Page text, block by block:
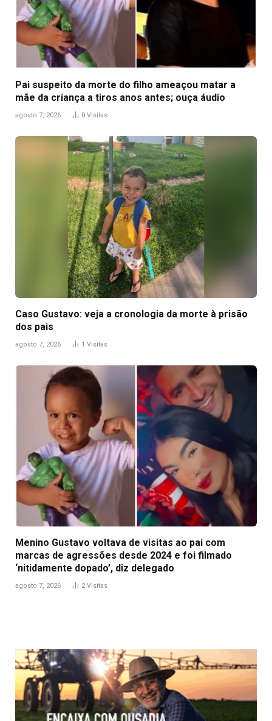
Pai suspeito da morte do filho ameaçou matar a
mãe da criança a tiros anos antes; ouça áudio
agosto 7, 2026 0 Visitas
Caso Gustavo: veja a cronologia da morte à prisão
dos pais
agosto 7, 2026 1 Visitas
Menino Gustavo voltava de visitas ao pai com
marcas de agressões desde 2024 e foi filmado
‘nitidamente dopado’, diz delegado
agosto 7, 2026 2Visitas